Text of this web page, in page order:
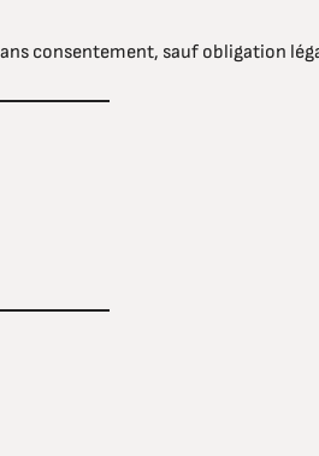
consentement, sauf obligation